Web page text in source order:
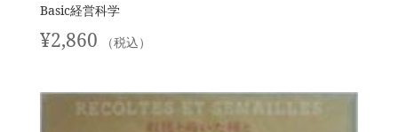
Basic経営科学
¥2,860 （税込）